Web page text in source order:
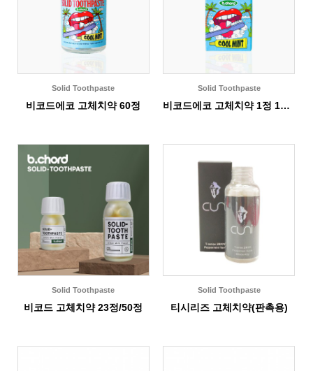
Solid Toothpaste
비코드에코 고체치약 60정
Solid Toothpaste
비코드에코 고체치약 1정 12개입
Solid Toothpaste
비코드 고체치약 23정/50정
Solid Toothpaste
티시리즈 고체치약(판촉용)